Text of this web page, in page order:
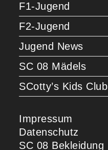
F1-Jugend
F2-Jugend
Jugend News
SC 08 Mädels
SCotty’s Kids Club
Impressum
Datenschutz
SC 08 Bekleidung